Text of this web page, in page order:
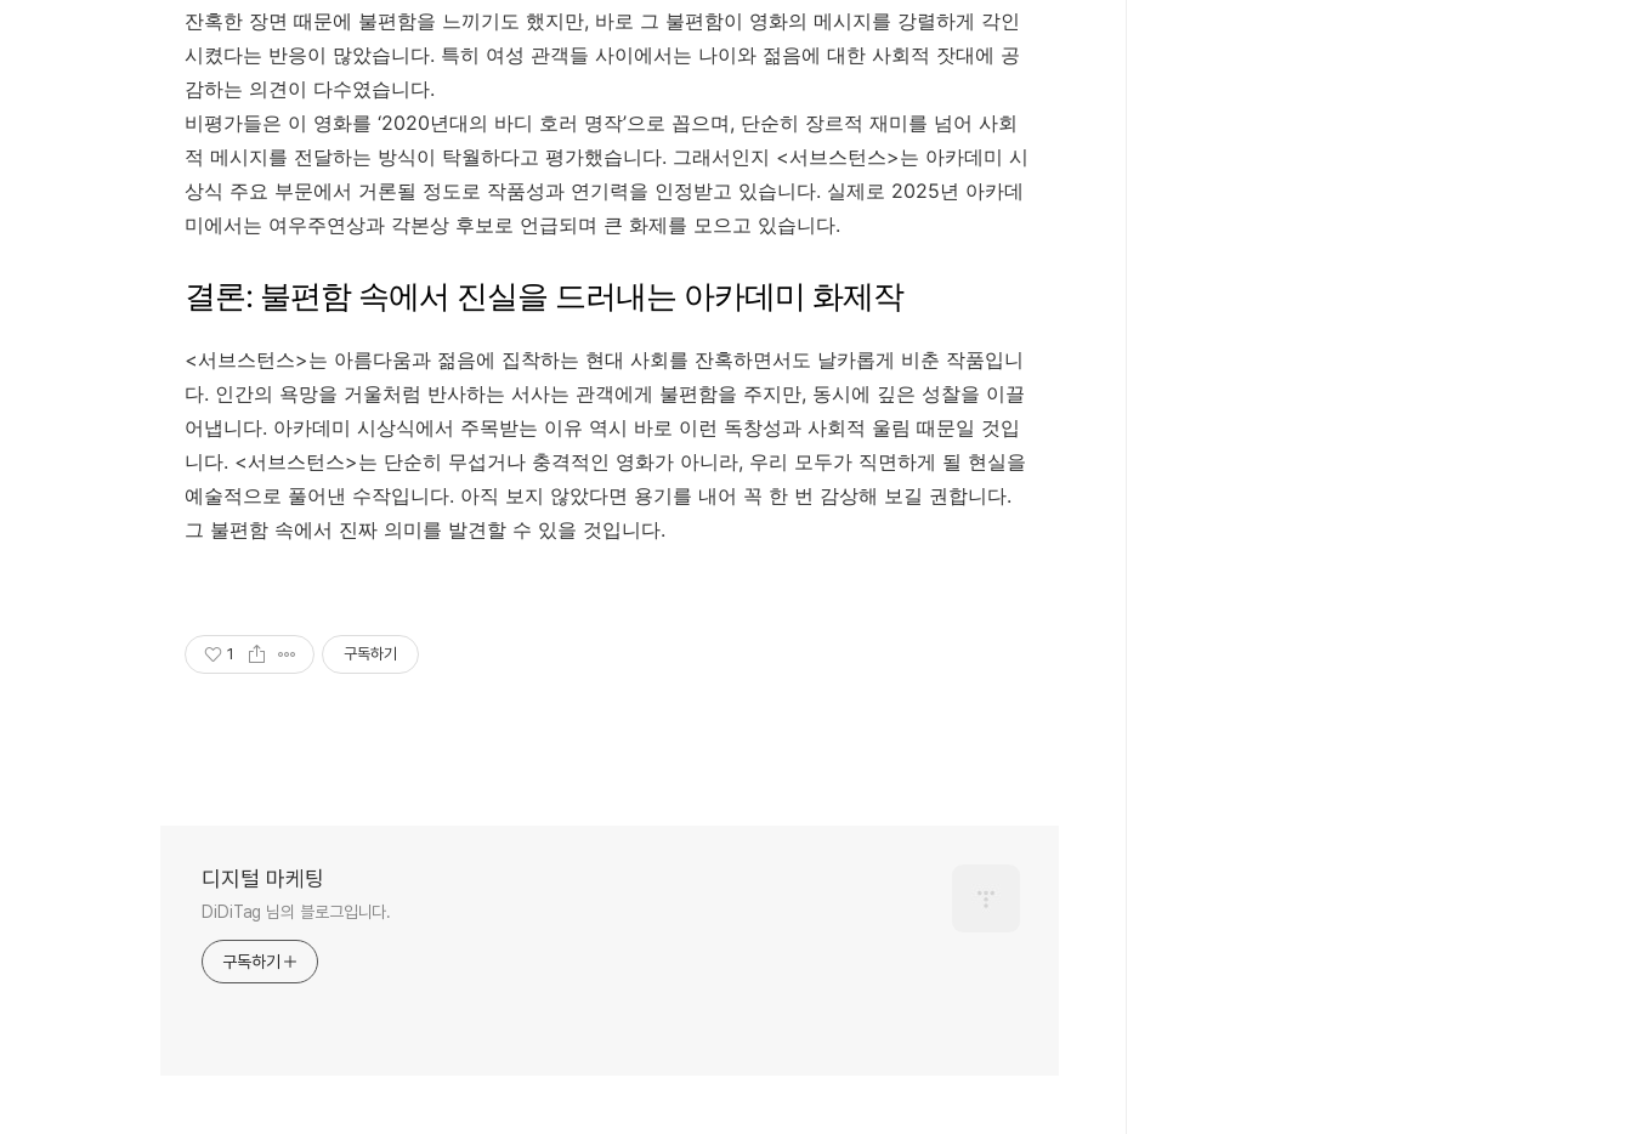
잔혹한 장면 때문에 불편함을 느끼기도 했지만, 바로 그 불편함이 영화의 메시지를 강렬하게 각인
시켰다는 반응이 많았습니다. 특히 여성 관객들 사이에서는 나이와 젊음에 대한 사회적 잣대에 공
감하는 의견이 다수였습니다.
비평가들은 이 영화를 ‘2020년대의 바디 호러 명작’으로 꼽으며, 단순히 장르적 재미를 넘어 사회
적 메시지를 전달하는 방식이 탁월하다고 평가했습니다. 그래서인지 <서브스턴스>는 아카데미 시
상식 주요 부문에서 거론될 정도로 작품성과 연기력을 인정받고 있습니다. 실제로 2025년 아카데
미에서는 여우주연상과 각본상 후보로 언급되며 큰 화제를 모으고 있습니다.
결론: 불편함 속에서 진실을 드러내는 아카데미 화제작
<서브스턴스>는 아름다움과 젊음에 집착하는 현대 사회를 잔혹하면서도 날카롭게 비춘 작품입니
다. 인간의 욕망을 거울처럼 반사하는 서사는 관객에게 불편함을 주지만, 동시에 깊은 성찰을 이끌
어냅니다. 아카데미 시상식에서 주목받는 이유 역시 바로 이런 독창성과 사회적 울림 때문일 것입
니다. <서브스턴스>는 단순히 무섭거나 충격적인 영화가 아니라, 우리 모두가 직면하게 될 현실을
예술적으로 풀어낸 수작입니다. 아직 보지 않았다면 용기를 내어 꼭 한 번 감상해 보길 권합니다.
그 불편함 속에서 진짜 의미를 발견할 수 있을 것입니다.
1 구독하기
디지털 마케팅
DiDiTag 님의 블로그입니다.
구독하기